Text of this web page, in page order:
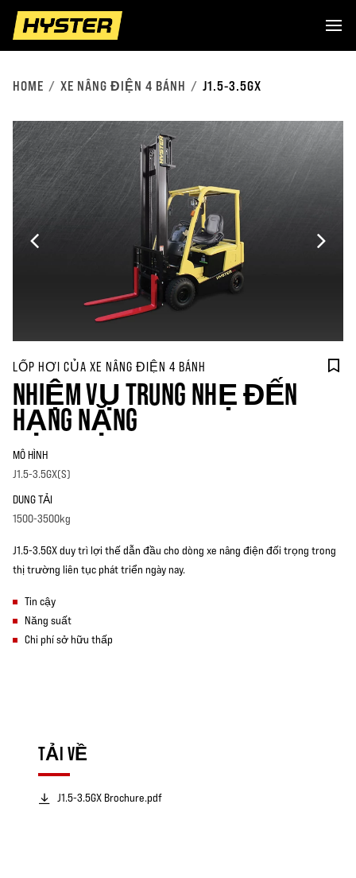
HOME XE NÂNG ĐIỆN 4 BÁNH J1.5-3.5GX
LỐP HƠI CỦA XE NÂNG ĐIỆN 4 BÁNH
NHIỆM VỤ TRUNG NHẸ ĐẾN
HẠNG NẶNG
MÔ HÌNH
J1.5-3.5GX(S)
DUNG TẢI
1500-3500kg
J1.5-3.5GX duy trì lợi thế dẫn đầu cho dòng xe nâng điện đối trọng trong
thị trường liên tục phát triển ngày nay.
Tin cậy
Năng suất
Chi phí sở hữu thấp
TẢI VỀ
J1.5-3.5GX Brochure.pdf